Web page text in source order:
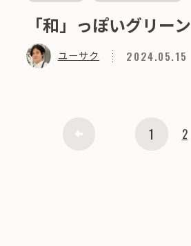
「和」っぽいグリーン
ユーサク 2024.05.15
1 2